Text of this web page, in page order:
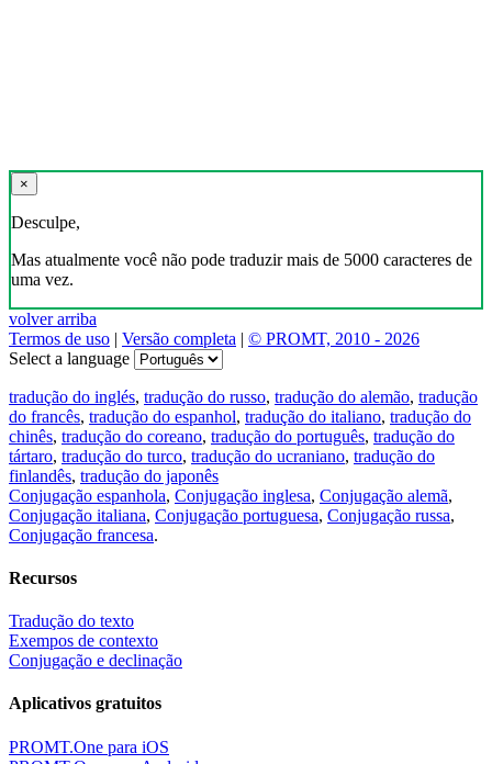
×
Desculpe,
Mas atualmente você não pode traduzir mais de 5000 caracteres de
uma vez.
volver arriba
Termos de uso | Versão completa | © PROMT, 2010 - 2026
Select a language
tradução do inglés, tradução do russo, tradução do alemão, tradução
do francês, tradução do espanhol, tradução do italiano, tradução do
chinês, tradução do coreano, tradução do português, tradução do
tártaro, tradução do turco, tradução do ucraniano, tradução do
finlandês, tradução do japonês
Conjugação espanhola, Conjugação inglesa, Conjugação alemã,
Conjugação italiana, Conjugação portuguesa, Conjugação russa,
Conjugação francesa.
Recursos
Tradução do texto
Exempos de contexto
Conjugação e declinação
Aplicativos gratuitos
PROMT.One para iOS